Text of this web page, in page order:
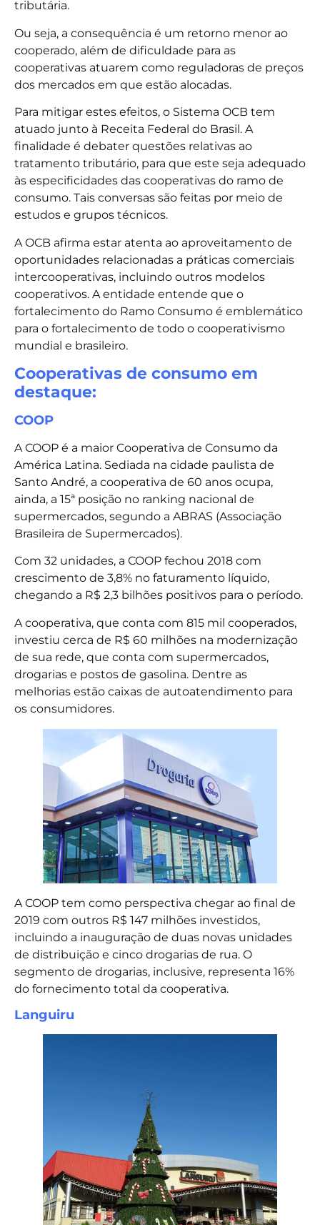
tributária.
Ou seja, a consequência é um retorno menor ao
cooperado, além de dificuldade para as
cooperativas atuarem como reguladoras de preços
dos mercados em que estão alocadas.
Para mitigar estes efeitos, o Sistema OCB tem
atuado junto à Receita Federal do Brasil. A
finalidade é debater questões relativas ao
tratamento tributário, para que este seja adequado
às especificidades das cooperativas do ramo de
consumo. Tais conversas são feitas por meio de
estudos e grupos técnicos.
A OCB afirma estar atenta ao aproveitamento de
oportunidades relacionadas a práticas comerciais
intercooperativas, incluindo outros modelos
cooperativos. A entidade entende que o
fortalecimento do Ramo Consumo é emblemático
para o fortalecimento de todo o cooperativismo
mundial e brasileiro.
Cooperativas de consumo em
destaque:
COOP
A COOP é a maior Cooperativa de Consumo da
América Latina. Sediada na cidade paulista de
Santo André, a cooperativa de 60 anos ocupa,
ainda, a 15ª posição no ranking nacional de
supermercados, segundo a ABRAS (Associação
Brasileira de Supermercados).
Com 32 unidades, a COOP fechou 2018 com
crescimento de 3,8% no faturamento líquido,
chegando a R$ 2,3 bilhões positivos para o período.
A cooperativa, que conta com 815 mil cooperados,
investiu cerca de R$ 60 milhões na modernização
de sua rede, que conta com supermercados,
drogarias e postos de gasolina. Dentre as
melhorias estão caixas de autoatendimento para
os consumidores.
A COOP tem como perspectiva chegar ao final de
2019 com outros R$ 147 milhões investidos,
incluindo a inauguração de duas novas unidades
de distribuição e cinco drogarias de rua. O
segmento de drogarias, inclusive, representa 16%
do fornecimento total da cooperativa.
Languiru